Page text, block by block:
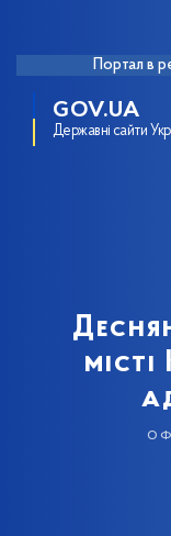
Портал в
GOV.UA
Державні сайти